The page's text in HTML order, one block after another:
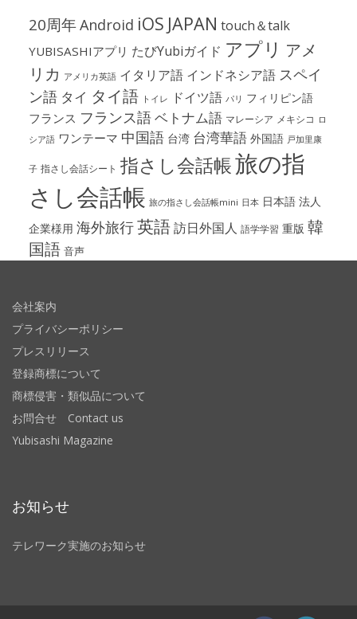
20周年Android iOS JAPAN touch＆talk
YUBISASHIアプリ たびYubiガイド アプリ アメ
リカ アメリカ英語 イタリア語 インドネシア語 スペイ
ン語 タイ タイ語 トイレ ドイツ語 パリ フィリピン語
フランス フランス語ベトナム語 マレーシア メキシコ ロ
シア語 ワンテーマ 中国語 台湾 台湾華語 外国語 戸加里康
子 指さし会話シート 指さし会話帳旅の指
さし会話帳 旅の指さし会話帳mini 日本 日本語 法人
企業様用 海外旅行英語訪日外国人 語学学習 重版 韓
国語 音声
会社案内
プライバシーポリシー
プレスリリース
登録商標について
商標侵害・類似品について
お問合せ Contact us
Yubisashi Magazine
お知らせ
テレワーク実施のお知らせ